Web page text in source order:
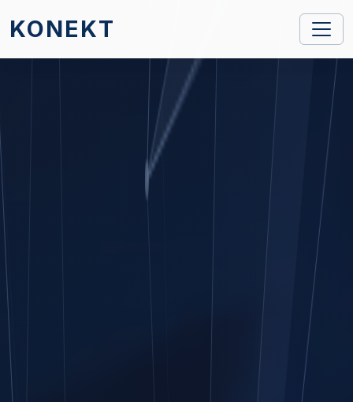
KONEKT